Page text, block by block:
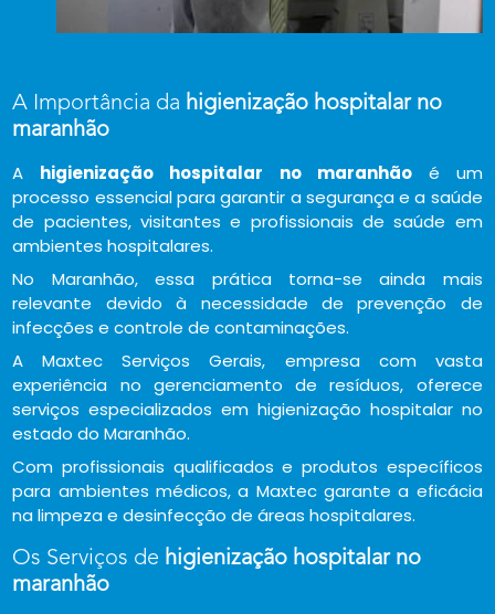
A Importância da higienização hospitalar no
maranhão
A higienização hospitalar no maranhãoé um
processo essencial para garantir a segurança e a saúde
de pacientes, visitantes e profissionais de saúde em
ambientes hospitalares.
No Maranhão, essa prática torna-se ainda mais
relevante devido à necessidade de prevenção de
infecções e controle de contaminações.
A Maxtec Serviços Gerais, empresa com vasta
experiência no gerenciamento de resíduos, oferece
serviços especializados em higienização hospitalar no
estado do Maranhão.
Com profissionais qualificados e produtos específicos
para ambientes médicos, a Maxtec garante a eficácia
na limpeza e desinfecção de áreas hospitalares.
Os Serviços de higienização hospitalar no
maranhão